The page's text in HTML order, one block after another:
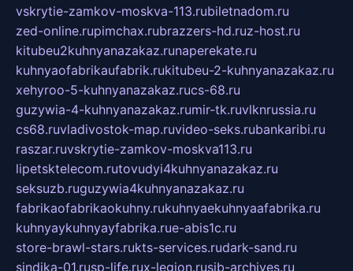
vskrytie-zamkov-moskva-113.rubiletnadom.ru
zed-online.rupimchax.rubrazzers-hd.ruz-host.ru
kitubeu2kuhnyanazakaz.runaperekate.ru
kuhnyaofabrikaufabrik.rukitubeu-2-kuhnyanazakaz.ru
xehyroo-5-kuhnyanazakaz.rucs-68.ru
guzywia-4-kuhnyanazakaz.rumir-tk.ruvlknrussia.ru
cs68.ruvladivostok-map.ruvideo-seks.rubankaribi.ru
raszar.ruvskrytie-zamkov-moskva113.ru
lipetsktelecom.rutovudyi4kuhnyanazakaz.ru
seksuzb.ruguzywia4kuhnyanazakaz.ru
fabrikaofabrikaokuhny.rukuhnyaekuhnyaafabrika.ru
kuhnyaykuhnyayfabrika.rue-abis1c.ru
store-brawl-stars.rukts-services.rudark-sand.ru
sindika-01.rusp-life.rux-legion.rusib-archives.ru